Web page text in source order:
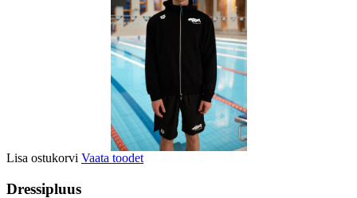
Lisa ostukorvi Vaata toodet
Dressipluus